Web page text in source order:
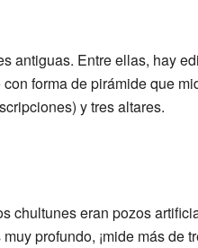
antiguas. Entre ellas, hay
forma de pirámide que
y tres altares.
chultunes eran pozos
profundo, ¡mide más de